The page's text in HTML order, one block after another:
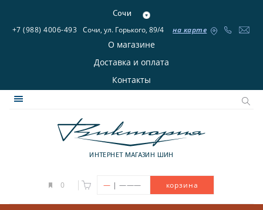
Сочи
+7 (988) 4006-493 Сочи, ул. Горького, 89/4 на карте
О магазине
Доставка и оплата
Контакты
ИНТЕРНЕТ МАГАЗИН ШИН
0 — | ——— корзина